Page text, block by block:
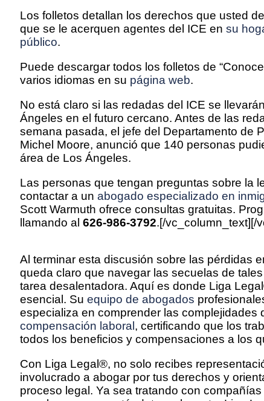
Los folletos detallan los derechos que usted
que se le acerquen agentes del ICE en su
público.
Puede descargar todos los folletos de
varios idiomas en su página web.
No está claro si las redadas del ICE se
Ángeles en el futuro cercano. Antes de las
semana pasada, el jefe del Departamento de
Michel Moore, anunció que 140 personas
área de Los Ángeles.
Las personas que tengan preguntas sobre la
contactar a un abogado especializado en
Scott Warmuth ofrece consultas gratuitas.
llamando al 626-986-3792.[/vc_column_text][/
Al terminar esta discusión sobre las pérdidas
queda claro que navegar las secuelas de
tarea desalentadora. Aquí es donde Liga
esencial. Su equipo de abogados
especializa en comprender las complejidades
compensación laboral, certificando que los
todos los beneficios y compensaciones a los
Con Liga Legal®, no solo recibes
involucrado a abogar por tus derechos y
proceso legal. Ya sea tratando con